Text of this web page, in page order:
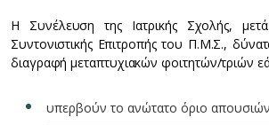
Η Συνέλευση της Ιατρικής Σχολής,
Συντονιστικής Επιτροπής του Π.Μ.Σ.,
διαγραφή μεταπτυχιακών φοιτητών/τριών
υπερβούν το ανώτατο όριο